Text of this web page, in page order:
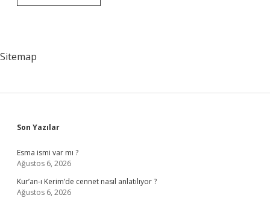
Sahibi
Sitemap
Sidebar
Son Yazılar
Esma ismi var mı ?
Ağustos 6, 2026
Kur’an-ı Kerim’de cennet nasıl anlatılıyor ?
Ağustos 6, 2026